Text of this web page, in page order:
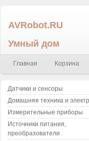
AVRobot.RU
Умный дом
Главная Корзина
Датчики и сенсоры
Домашняя техника и
Измерительные приборы
Источники питания,
преобразователи